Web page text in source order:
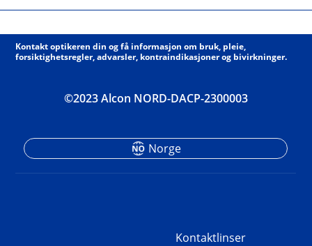
Kontakt optikeren din og få informasjon om bruk, pleie,
forsiktighetsregler, advarsler, kontraindikasjoner og bivirkninger.
©2023 Alcon NORD-DACP-2300003
Kontaktlinser
Norge